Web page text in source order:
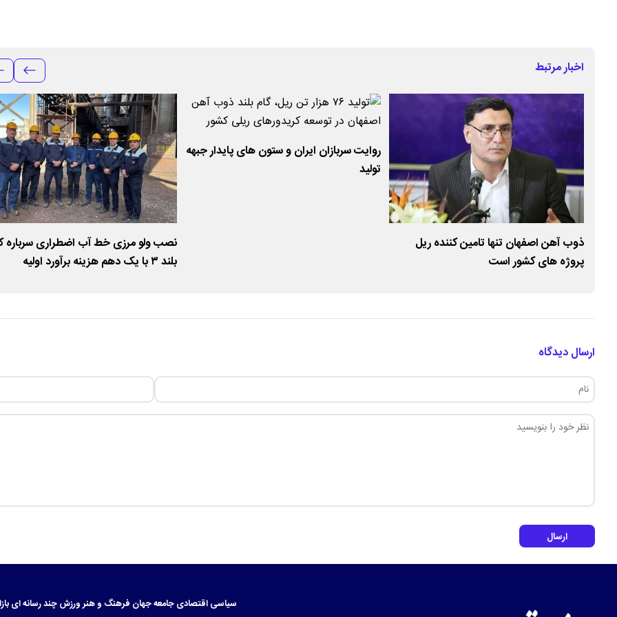
اخبار مرتبط
ذوب آهن اصفهان تنها تامین کننده ریل
پروژه های کشور است
روایت سربازان ایران و ستون های پایدار جبهه
تولید
نصب ولو مرزی خط آب اضطراری سرباره
بلند ۳ با یک دهم هزینه برآورد اولیه
ارسال دیدگاه
ارسال
سیاسیاقتصادیجامعهجهان فرهنگ و هنرورزشچند رسانه ای